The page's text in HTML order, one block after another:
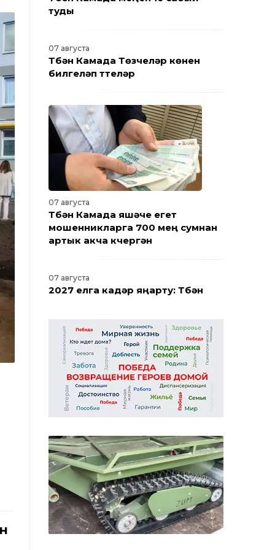
туды
07 августа
Түбән Камада Төзүчеләр көнен
билгеләп үттеләр
07 августа
Түбән Камада яшәүче егет
мошенникларга 700 мең сумнан
артык акча күчергән
07 августа
2027 елга кадәр яңарту: Түбән
06 августа
Түбән Каманың Субай урамында
ремонтның беренче этабы тәмам
06 августа
башлана: эшләр барышы
турында Түбән Кама мэры
сөйләде